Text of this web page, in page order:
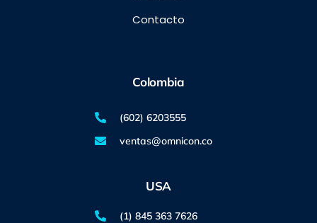
Contacto
Colombia
(602) 6203555
ventas@omnicon.co
USA
(1) 845 363 7626